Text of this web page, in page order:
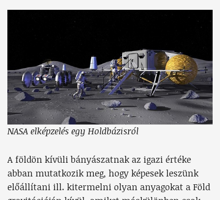
NASA elképzelés egy Holdbázisról
A földön kívüli bányászatnak az igazi értéke
abban mutatkozik meg, hogy képesek leszünk
előállítani ill. kitermelni olyan anyagokat a Föld